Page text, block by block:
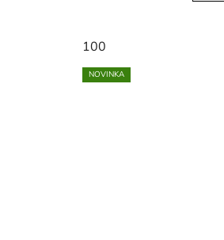
100
NOVINKA